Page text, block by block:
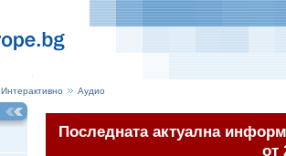
Интерактивно Аудио
Последната актуална
от